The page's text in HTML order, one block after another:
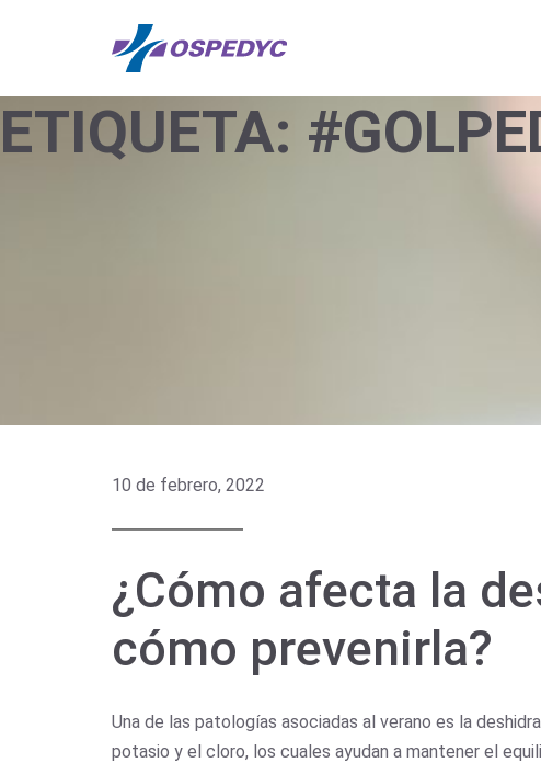
ETIQUETA:
10 de febrero, 2022
¿Cómo afecta la
cómo prevenirla?
Una de las patologías asociadas al verano es la
potasio y el cloro, los cuales ayudan a mantener el